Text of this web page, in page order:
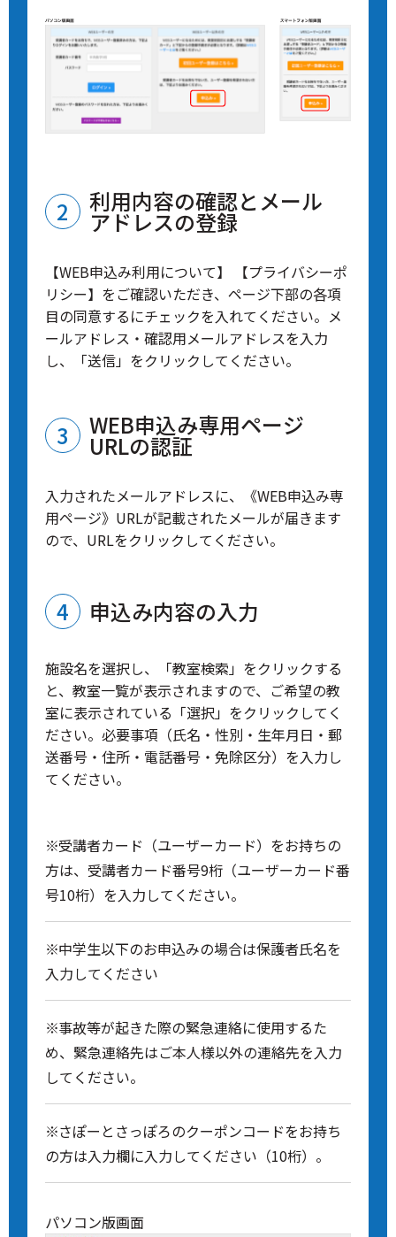
利用内容の確認とメール
アドレスの登録
【WEB申込み利用について】 【プライバシーポ
リシー】をご確認いただき、ページ下部の各項
目の同意するにチェックを入れてください。メ
ールアドレス・確認用メールアドレスを入力
し、「送信」をクリックしてください。
WEB申込み専用ページ
URLの認証
入力されたメールアドレスに、《WEB申込み専
用ページ》URLが記載されたメールが届きます
ので、URLをクリックしてください。
申込み内容の入力
施設名を選択し、「教室検索」をクリックする
と、教室一覧が表示されますので、ご希望の教
室に表示されている「選択」をクリックしてく
ださい。必要事項（氏名・性別・生年月日・郵
送番号・住所・電話番号・免除区分）を入力し
てください。
受講者カード（ユーザーカード）をお持ちの
方は、受講者カード番号9桁（ユーザーカード番
号10桁）を入力してください。
中学生以下のお申込みの場合は保護者氏名を
入力してください
事故等が起きた際の緊急連絡に使用するた
め、緊急連絡先はご本人様以外の連絡先を入力
してください。
さぽーとさっぽろのクーポンコードをお持ち
の方は入力欄に入力してください（10桁）。
パソコン版画面